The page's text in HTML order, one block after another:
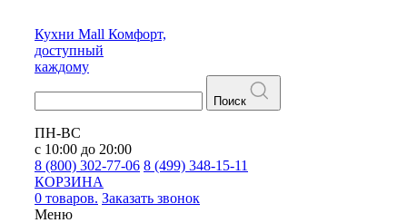
Кухни Mall Комфорт,
доступный
каждому
Поиск
ПН-ВС
с 10:00 до 20:00
8 (800) 302-77-06 8 (499) 348-15-11
КОРЗИНА
0 товаров. Заказать звонок
Меню